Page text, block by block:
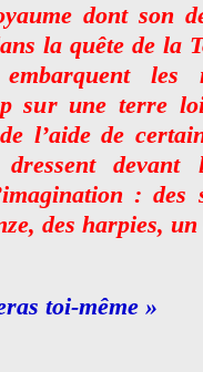
dont son
la quête de la
les
sur une terre
l’aide de
: des
des harpies,
toi-même »